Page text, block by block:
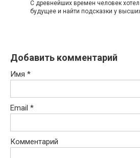
С древнейших времен человек хотел
будущее и найти подсказки у
Добавить комментарий
Имя *
Email *
Комментарий